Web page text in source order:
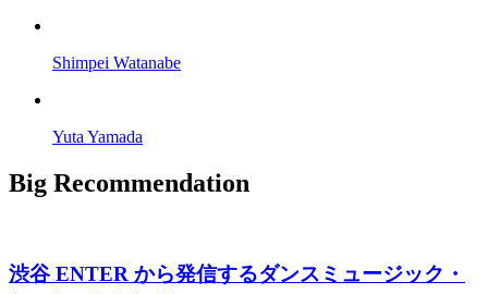
Shimpei Watanabe
Yuta Yamada
Big Recommendation
渋谷 ENTER から発信するダンスミュージック・